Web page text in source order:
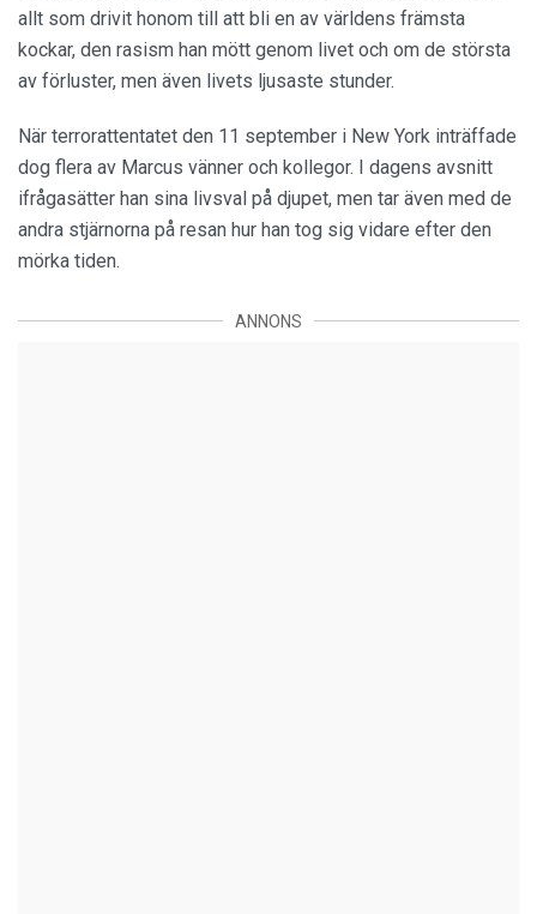
allt som drivit honom till att bli en av världens främsta
kockar, den rasism han mött genom livet och om de största
av förluster, men även livets ljusaste stunder.
När terrorattentatet den 11 september i New York inträffade
dog flera av Marcus vänner och kollegor. I dagens avsnitt
ifrågasätter han sina livsval på djupet, men tar även med de
andra stjärnorna på resan hur han tog sig vidare efter den
mörka tiden.
ANNONS